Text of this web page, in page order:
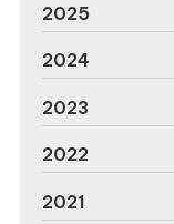
2025
2024
2023
2022
2021